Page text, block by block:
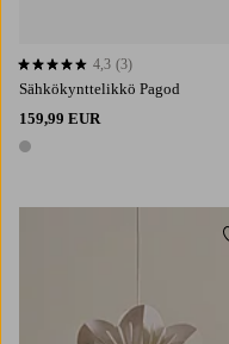
Sähkökynttelikkö Pagod
159,99 EUR
1 väri
4,3 perustuen 3 arvosanaan
4,3 (3)